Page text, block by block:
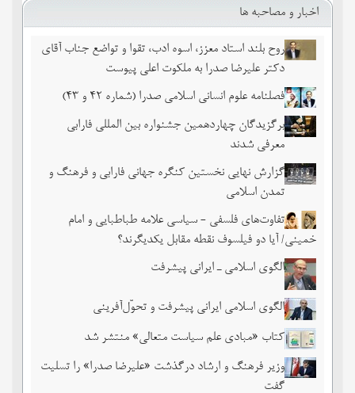
اخبار و مصاحبه ها
روح بلند استاد معزز، اسوه ادب، تقوا و تواضع جناب آقای
دکتر علیرضا صدرا به ملکوت اعلی پیوست
فصلنامه علوم انسانی اسلامی صدرا (شماره 42 و 43)
برگزیدگان چهاردهمین جشنواره بین المللی فارابی
معرفی شدند
گزارش نهایی نخستین کنگره جهانی فارابی و فرهنگ و
تمدن اسلامی
تفاوت‌های فلسفی - سیاسی علامه طباطبایی و امام
خمینی/ آیا دو فیلسوف نقطه مقابل یکدیگرند؟
الگوی اسلامی ـ ایرانی پیشرفت
الگوی اسلامی ایرانی پیشرفت و تحوّل‌آفرینی
کتاب «مبادی علم سیاست متعالی» منتشر شد
وزیر فرهنگ و ارشاد درگذشت «علیرضا صدرا» را تسلیت
گفت